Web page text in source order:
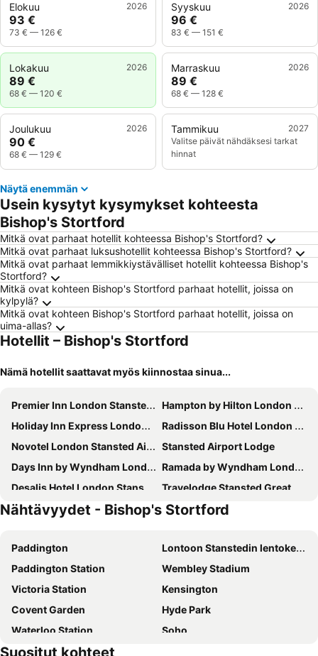
Elokuu 2026
93 €
73 € — 126 €
Syyskuu 2026
96 €
83 € — 151 €
Lokakuu 2026
89 €
68 € — 120 €
Marraskuu 2026
89 €
68 € — 128 €
Joulukuu 2026
90 €
68 € — 129 €
Tammikuu
2027
Valitse päivät nähdäksesi tarkat
hinnat
Näytä enemmän
Usein kysytyt kysymykset kohteesta
Bishop's Stortford
Mitkä ovat parhaat hotellit kohteessa Bishop's Stortford?
Mitkä ovat parhaat luksushotellit kohteessa Bishop's Stortford?
Mitkä ovat parhaat lemmikkiystävälliset hotellit kohteessa Bishop's
Stortford?
Mitkä ovat kohteen Bishop's Stortford parhaat hotellit, joissa on
kylpylä?
Mitkä ovat kohteen Bishop's Stortford parhaat hotellit, joissa on
uima-allas?
Hotellit – Bishop's Stortford
Nämä hotellit saattavat myös kiinnostaa sinua...
Premier Inn London Stansted Airport
Hampton by Hilton London Stansted Airport
Holiday Inn Express London Stansted Airport by IHG
Radisson Blu Hotel London Stansted Airport
Novotel London Stansted Airport
Stansted Airport Lodge
Days Inn by Wyndham London Stansted Airport
Ramada by Wyndham London Stansted Airport
Desalis Hotel London Stansted
Travelodge Stansted Great Dunmow
The Saracens Head Hotel
The George Hotel
Manor Of Groves Hotel, Golf & Health Club
Holiday Inn Express Harlow By Ihg
Down Hall Hotel
Little Bullocks Farm
Green Man by Chef & Brewer Collection
The Harlow Hotel By Accor
Premier Inn Saffron Walden hotel
The White House
Travelodge Harlow
Roydon Marina Village
The Cock Inn Hotel
Nähtävyydet - Bishop's Stortford
Paddington
Lontoon Stanstedin lentokenttä
Paddington Station
Wembley Stadium
Victoria Station
Kensington
Covent Garden
Hyde Park
Waterloo Station
Soho
Liverpool Street Station
Suositut kohteet